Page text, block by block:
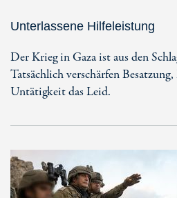
Unterlassene Hilfeleistung
Der Krieg in Gaza ist aus den
Tatsächlich verschärfen
Untätigkeit das Leid.